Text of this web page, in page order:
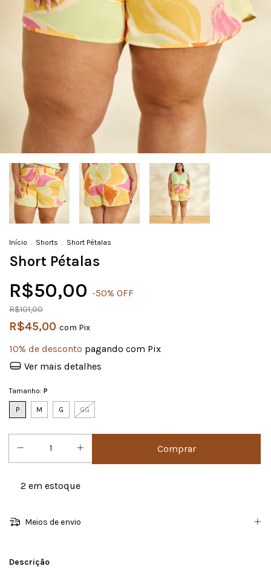
Início . Shorts . Short Pétalas
Short Pétalas
R$50,00 -50% OFF
R$101,00
R$45,00 com Pix
10% de desconto pagando com Pix
Ver mais detalhes
Tamanho: P
P M G GG
2 em estoque
Meios de envio
Descrição